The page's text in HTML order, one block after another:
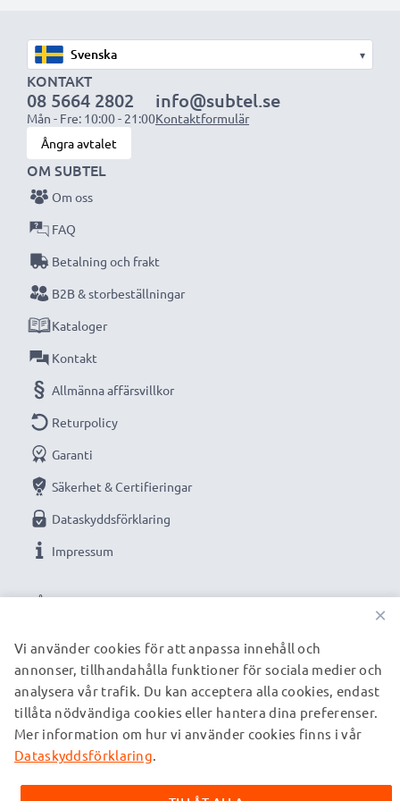
att sticka ut något under den bärbara datorn, eller på
dess baksida, men lämpar sig ändå för användning då
det har utformats för att vara kompatibelt med
datorns batteriutrymme.
Välj CELLONIC och kompromissa aldrig med
kvaliteten. Beställ nu!
▾
KONTAKT
08 5664 2802
Mån - Fre: 10:00 - 21:00
info@subtel.se
Kontaktformulär
Ångra avtalet
VÅRA BETALNINGSALTERNATIV
OM SUBTEL
Om oss
FAQ
Betalning och frakt
B2B & storbeställningar
Kataloger
Kontakt
Allmänna affärsvillkor
Returpolicy
Garanti
Säkerhet & Certifieringar
Dataskyddsförklaring
Impressum
VÅRA FRAKTPARTNERS
© subtel.se 2026
Alla priser är inklusive moms och exklusive fraktkostnader.
varumärken tillhörande deras ägare och anges på våra
×
Vi använder cookies för att anpassa innehåll och
annonser, tillhandahålla funktioner för sociala medier och
analysera vår trafik. Du kan acceptera alla cookies, endast
tillåta nödvändiga cookies eller hantera dina preferenser.
Mer information om hur vi använder cookies finns i vår
Dataskyddsförklaring.